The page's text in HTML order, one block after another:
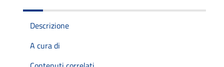
Descrizione
A cura di